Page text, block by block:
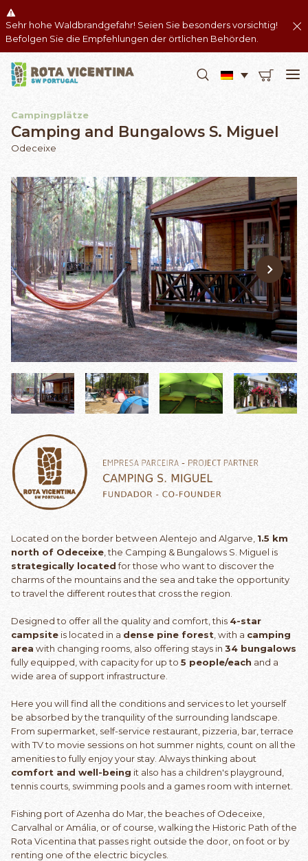
Sehr hohe Waldbrandgefahr! Seien Sie besonders vorsichtig!
Befolgen Sie die Empfehlungen der örtlichen Behörden.
Campingplätze
Camping and Bungalows S. Miguel
Odeceixe
Located on the border between Alentejo and Algarve, 1.5 km
north of Odeceixe , the Camping & Bungalows S. Miguel is
strategically locatedfor those who want to discover the
charms of the mountains and the sea and take the opportunity
to travel the different routes that cross the region.
Designed to offer all the quality and comfort, this 4-star
campsite is located in a dense pine forest , with a camping
area with changing rooms, also offering stays in 34 bungalows
fully equipped, with capacity for up to 5 people/each and a
wide area of ​​support infrastructure.
Here you will find all the conditions and services to let yourself
be absorbed by the tranquility of the surrounding landscape.
From supermarket, self-service restaurant, pizzeria, bar, terrace
with TV to movie sessions on hot summer nights, count on all the
amenities to fully enjoy your stay. Always thinking about
comfort and well-being it also has a children's playground,
tennis courts, swimming pools and a games room with internet.
Fishing port of Azenha do Mar, the beaches of Odeceixe,
Carvalhal or Amália, or of course, walking the Historic Path of the
Rota Vicentina that passes right outside the door, on foot or by
renting one of the electric bicycles.